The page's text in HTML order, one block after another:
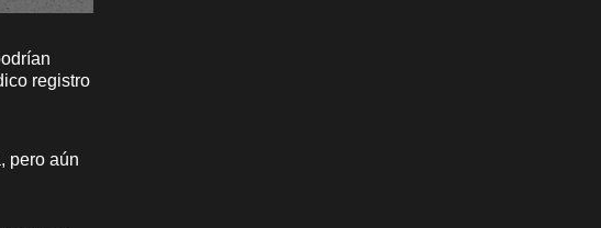
registro
pero aún